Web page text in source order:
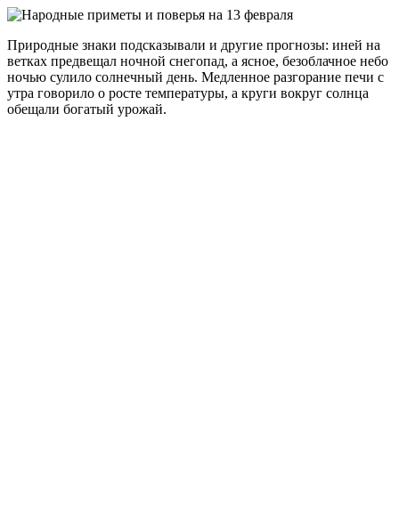
Природные знаки подсказывали и другие прогнозы: иней на
ветках предвещал ночной снегопад, а ясное, безоблачное небо
ночью сулило солнечный день. Медленное разгорание печи с
утра говорило о росте температуры, а круги вокруг солнца
обещали богатый урожай.